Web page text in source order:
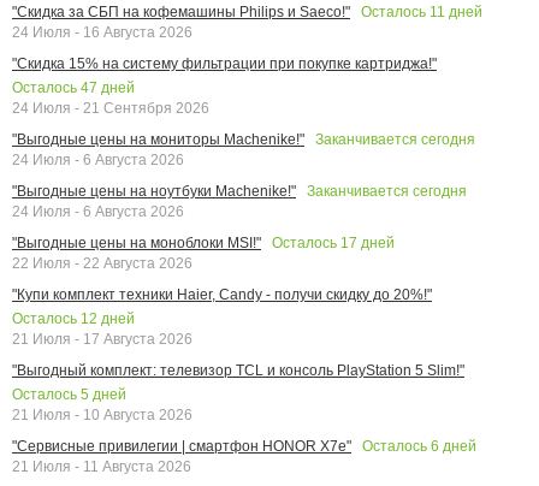
"Скидка за СБП на кофемашины Philips и Saeco!"
Осталось 11 дней
24 Июля - 16 Августа 2026
"Скидка 15% на систему фильтрации при покупке картриджа!"
Осталось 47 дней
24 Июля - 21 Сентября 2026
"Выгодные цены на мониторы Machenike!"
Заканчивается сегодня
24 Июля - 6 Августа 2026
"Выгодные цены на ноутбуки Machenike!"
Заканчивается сегодня
24 Июля - 6 Августа 2026
"Выгодные цены на моноблоки MSI!"
Осталось 17 дней
22 Июля - 22 Августа 2026
"Купи комплект техники Haier, Candy - получи скидку до 20%!"
Осталось 12 дней
21 Июля - 17 Августа 2026
"Выгодный комплект: телевизор TCL и консоль PlayStation 5 Slim!"
Осталось 5 дней
21 Июля - 10 Августа 2026
"Сервисные привилегии | смартфон HONOR X7e"
Осталось 6 дней
21 Июля - 11 Августа 2026